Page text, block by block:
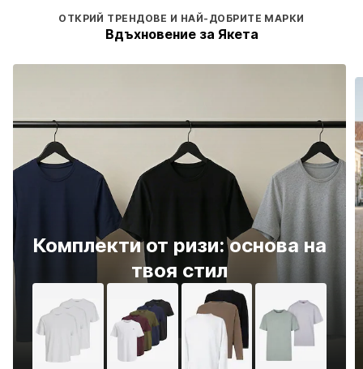
ОТКРИЙ ТРЕНДОВЕ И НАЙ-ДОБРИТЕ МАРКИ
Вдъхновение за Якета
Комплекти от ризи: основа на
твоя стил